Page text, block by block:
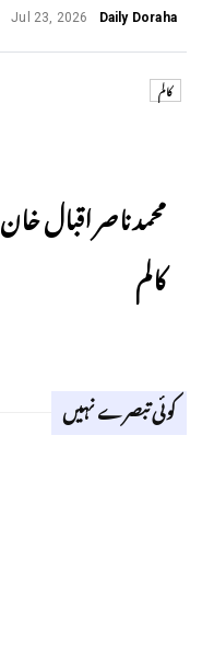
Daily Doraha
Jul 23, 2026
کالم
محمد ناصر اقبال خان
کالم
کوئی تبصرے نہیں